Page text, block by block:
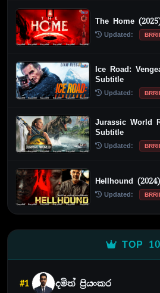
The Home
Updated:
Ice Road:
Subtitle
Updated:
Jurassic World
Subtitle
Updated:
Hellhound
Updated:
TOP 10
#1 දමිත් ප්‍රියංකර